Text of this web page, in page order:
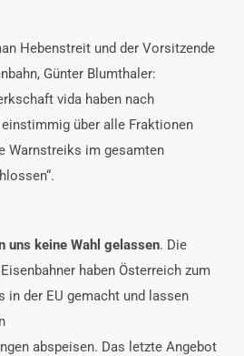
Hebenstreit und der Vorsitzende
Günter Blumthaler:
vida haben nach
über alle Fraktionen
Warnstreiks im gesamten
uns keine Wahl gelassen. Die
haben Österreich zum
in der EU gemacht und lassen
abspeisen. Das letzte Angebot